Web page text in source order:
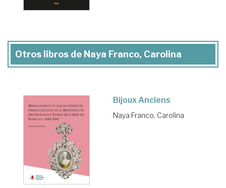
Otros libros de Naya Franco, Carolina
Bijoux Anciens
Naya Franco, Carolina